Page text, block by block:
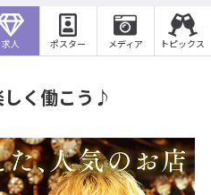
求人 ポスター メディア トピックス
しく働こう♪